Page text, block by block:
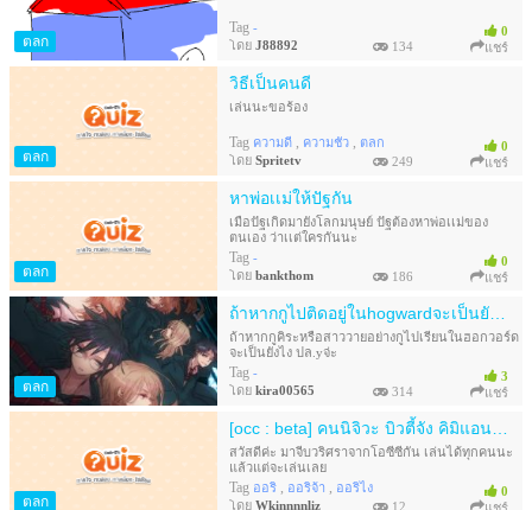
ตลก
0
Tag -
โดย J88892 134 แชร์
ตลก
วิธีเป็นคนดี
0
เล่นนะขอร้อง
Tag ความดี , ความชั่ว , ตลก
โดย Spritetv 249 แชร์
ตลก
หาพ่อเเม่ให้ปัฐกัน
0
เมื่อปัฐเกิดมายังโลกมนุษย์ ปัฐต้องหาพ่อเเม่ของ
ตนเอง ว่าเเต่ใครกันนะ
Tag -
โดย bankthom 186 แชร์
ตลก
3
ถ้าหากกูคิระหรือสาววายอย่างกูไปเรียนในฮอกวอร์ด
จะเป็นยังไง ปล.yจ่ะ
Tag -
โดย kira00565 314 แชร์
ตลก
0
สวัสดีค่ะ มาจีบวริศราจากโอซีซีกัน เล่นได้ทุกคนนะ
แล้วแต่จะเล่นเลย
Tag ออริ , ออริจ้า , ออริไง
โดย Wkinnnnliz 12